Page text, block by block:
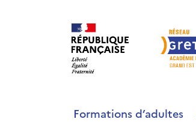
Formations d’adultes